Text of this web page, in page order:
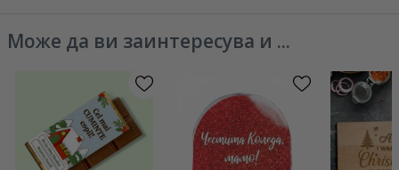
Може да ви заинтересува и ...